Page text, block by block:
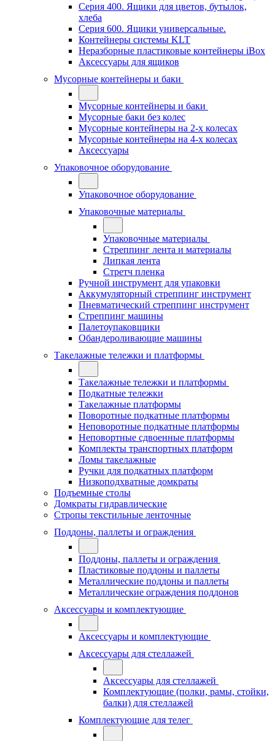
Серия 400. Ящики для цветов, бутылок,
хлеба
Серия 600. Ящики универсальные.
Контейнеры системы KLT
Неразборные пластиковые контейнеры iBox
Аксессуары для ящиков
Мусорные контейнеры и баки
Мусорные контейнеры и баки
Мусорные баки без колес
Мусорные контейнеры на 2-х колесах
Мусорные контейнеры на 4-х колесах
Аксессуары
Упаковочное оборудование
Упаковочное оборудование
Упаковочные материалы
Упаковочные материалы
Стреппинг лента и материалы
Липкая лента
Стретч пленка
Ручной инструмент для упаковки
Аккумуляторный стреппинг инструмент
Пневматический стреппинг инструмент
Стреппинг машины
Палетоупаковщики
Обандероливающие машины
Такелажные тележки и платформы
Такелажные тележки и платформы
Подкатные тележки
Такелажные платформы
Поворотные подкатные платформы
Неповоротные подкатные платформы
Неповортные сдвоенные платформы
Комплекты транспортных платформ
Ломы такелажные
Ручки для подкатных платформ
Низкоподхватные домкраты
Подъемные столы
Домкраты гидравлические
Стропы текстильные ленточные
Поддоны, паллеты и ограждения
Поддоны, паллеты и ограждения
Пластиковые поддоны и паллеты
Металлические поддоны и паллеты
Металлические ограждения поддонов
Аксессуары и комплектующие
Аксессуары и комплектующие
Аксессуары для стеллажей
Аксессуары для стеллажей
Комплектующие (полки, рамы, стойки,
балки) для стеллажей
Комплектующие для телег